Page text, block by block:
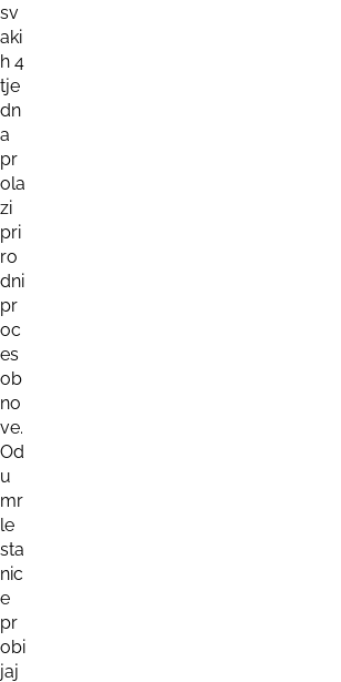
sv
aki
h 4
tje
dn
a
pr
ola
zi
pri
ro
dni
pr
oc
es
ob
no
ve.
Od
u
mr
le
sta
nic
e
pr
obi
jaj